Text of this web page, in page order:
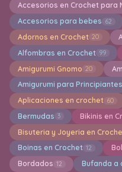
Accesorios en Crochet para
Accesorios para bebes 62
Adornos en Crochet 20
Alfombras en Crochet 99
Amigurumi Gnomo 20
Amigurumi para Principiantes
Aplicaciones en crochet 60
Bermudas 3 Bikinis en
Bisuteria y Joyeria en
Boinas en Crochet 12
Bordados 12 Bufanda a